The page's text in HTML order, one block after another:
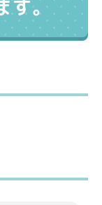
す。